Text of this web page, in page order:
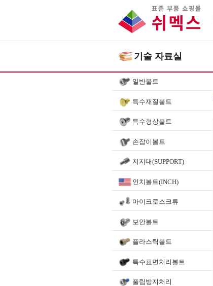
기술 자료실
일반볼트
특수재질볼트
특수형상볼트
손잡이볼트
지지대(SUPPORT)
인치볼트(INCH)
마이크로스크류
보안볼트
플라스틱볼트
특수표면처리볼트
풀림방지처리